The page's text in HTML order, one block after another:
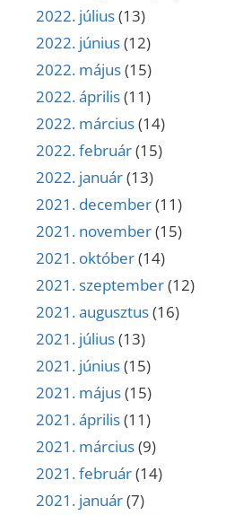
2022. július(13)
2022. június(12)
2022. május(15)
2022. április(11)
2022. március(14)
2022. február(15)
2022. január(13)
2021. december(11)
2021. november(15)
2021. október(14)
2021. szeptember(12)
2021. augusztus(16)
2021. július(13)
2021. június(15)
2021. május(15)
2021. április(11)
2021. március(9)
2021. február(14)
2021. január(7)